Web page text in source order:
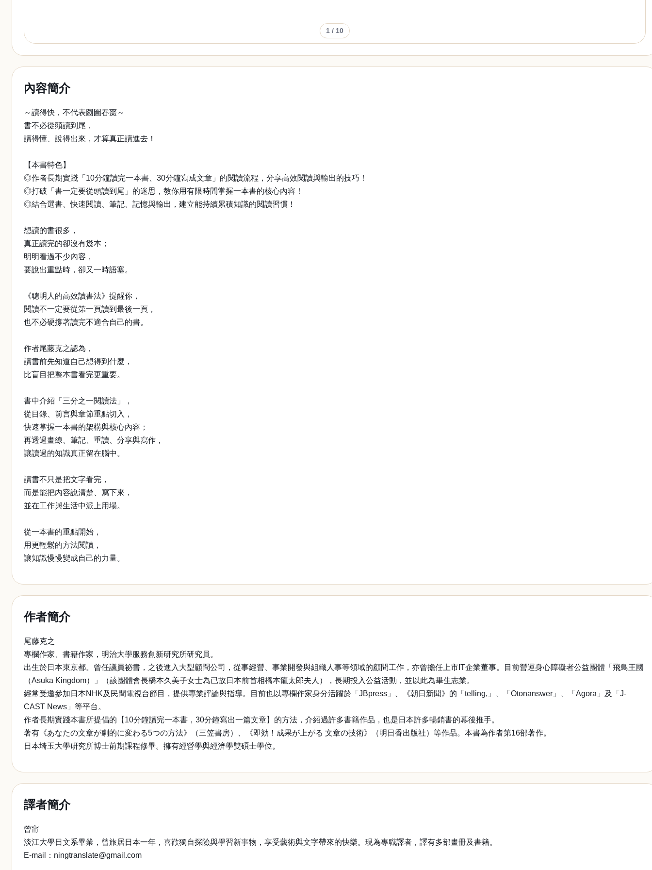
1 / 10
內容簡介
～讀得快，不代表囫圇吞棗～
書不必從頭讀到尾，
讀得懂、說得出來，才算真正讀進去！
【本書特色】
◎作者長期實踐「10分鐘讀完一本書、30分鐘寫成文章」的閱讀流程，分享高效閱讀與輸出的技巧！
◎打破「書一定要從頭讀到尾」的迷思，教你用有限時間掌握一本書的核心內容！
◎結合選書、快速閱讀、筆記、記憶與輸出，建立能持續累積知識的閱讀習慣！
想讀的書很多，
真正讀完的卻沒有幾本；
明明看過不少內容，
要說出重點時，卻又一時語塞。
《聰明人的高效讀書法》提醒你，
閱讀不一定要從第一頁讀到最後一頁，
也不必硬撐著讀完不適合自己的書。
作者尾藤克之認為，
讀書前先知道自己想得到什麼，
比盲目把整本書看完更重要。
書中介紹「三分之一閱讀法」，
從目錄、前言與章節重點切入，
快速掌握一本書的架構與核心內容；
再透過畫線、筆記、重讀、分享與寫作，
讓讀過的知識真正留在腦中。
讀書不只是把文字看完，
而是能把內容說清楚、寫下來，
並在工作與生活中派上用場。
從一本書的重點開始，
用更輕鬆的方法閱讀，
讓知識慢慢變成自己的力量。
作者簡介
尾藤克之
專欄作家、書籍作家，明治大學服務創新研究所研究員。
出生於日本東京都。曾任議員祕書，之後進入大型顧問公司，從事經營、事業開發與組織人事等領域的顧問工作，亦曾擔任上市IT企業董事。目前營運身心障礙者公益團體「飛鳥王國
（Asuka Kingdom）」（該團體會長橋本久美子女士為已故日本前首相橋本龍太郎夫人），長期投入公益活動，並以此為畢生志業。
經常受邀參加日本NHK及民間電視台節目，提供專業評論與指導。目前也以專欄作家身分活躍於「JBpress」、《朝日新聞》的「telling,」、「Otonanswer」、「Agora」及「J-
CAST News」等平台。
作者長期實踐本書所提倡的【10分鐘讀完一本書，30分鐘寫出一篇文章】的方法，介紹過許多書籍作品，也是日本許多暢銷書的幕後推手。
著有《あなたの文章が劇的に変わる5つの方法》（三笠書房）、《即効！成果が上がる 文章の技術》（明日香出版社）等作品。本書為作者第16部著作。
日本埼玉大學研究所博士前期課程修畢。擁有經營學與經濟學雙碩士學位。
譯者簡介
曾甯
淡江大學日文系畢業，曾旅居日本一年，喜歡獨自探險與學習新事物，享受藝術與文字帶來的快樂。現為專職譯者，譯有多部畫冊及書籍。
E-mail：ningtranslate@gmail.com